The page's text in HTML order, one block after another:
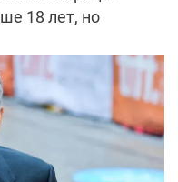
знаменитости
косметология